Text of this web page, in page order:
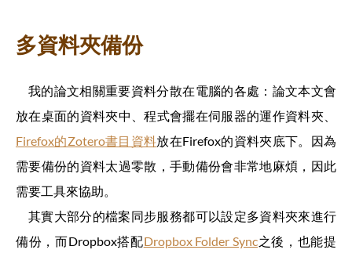
多資料夾備份
我的論文相關重要資料分散在電腦的各處：論文本文會
放在桌面的資料夾中、程式會擺在伺服器的運作資料夾、
Firefox的Zotero書目資料放在Firefox的資料夾底下。因為
需要備份的資料太過零散，手動備份會非常地麻煩，因此
需要工具來協助。
其實大部分的檔案同步服務都可以設定多資料夾來進行
備份，而Dropbox搭配Dropbox Folder Sync之後，也能提